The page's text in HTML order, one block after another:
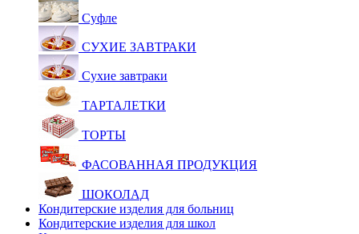
Суфле
СУХИЕ ЗАВТРАКИ
Сухие завтраки
ТАРТАЛЕТКИ
ТОРТЫ
ФАСОВАННАЯ ПРОДУКЦИЯ
ШОКОЛАД
Кондитерские изделия для больниц
Кондитерские изделия для школ